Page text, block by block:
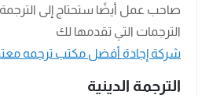
صاحب عمل أيضًا ستحتاج إلى
الترجمات التي تقدمها لك
شركة إجادة أفضل مكتب ترجمه
الترجمة الدينية